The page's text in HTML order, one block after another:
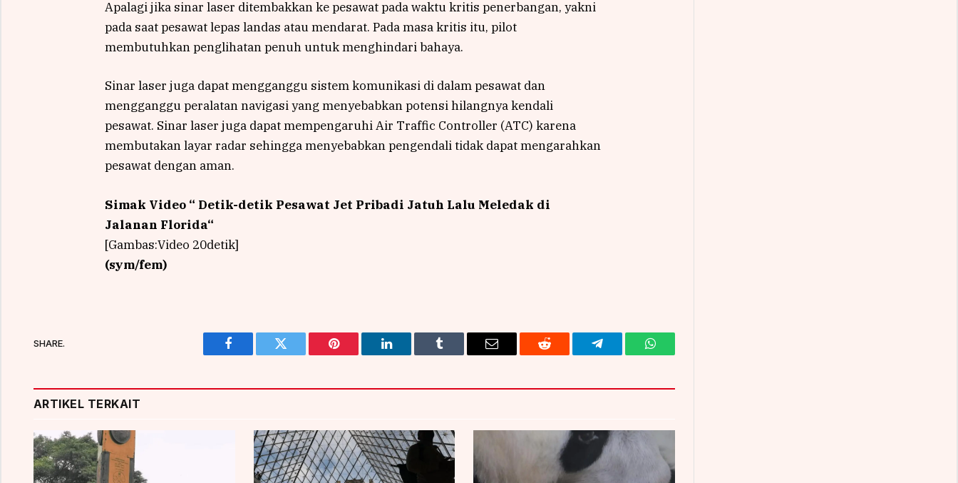
Apalagi jika sinar laser ditembakkan ke pesawat pada waktu kritis penerbangan, yakni
pada saat pesawat lepas landas atau mendarat. Pada masa kritis itu, pilot
membutuhkan penglihatan penuh untuk menghindari bahaya.
Sinar laser juga dapat mengganggu sistem komunikasi di dalam pesawat dan
mengganggu peralatan navigasi yang menyebabkan potensi hilangnya kendali
pesawat. Sinar laser juga dapat mempengaruhi Air Traffic Controller (ATC) karena
membutakan layar radar sehingga menyebabkan pengendali tidak dapat mengarahkan
pesawat dengan aman.
Simak Video “ Detik-detik Pesawat Jet Pribadi Jatuh Lalu Meledak di
Jalanan Florida“
[Gambas:Video 20detik]
(sym/fem)
SHARE.
Facebook Twitter Pinterest LinkedIn Tumblr Email Reddit Telegram WhatsApp
ARTIKEL TERKAIT